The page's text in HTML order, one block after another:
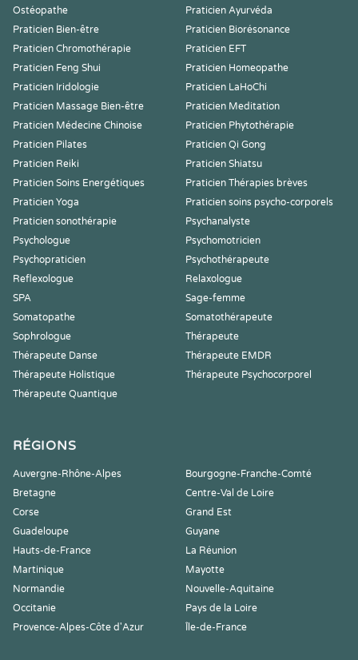
Ostéopathe
Praticien Ayurvéda
Praticien Bien-être
Praticien Biorésonance
Praticien Chromothérapie
Praticien EFT
Praticien Feng Shui
Praticien Homeopathe
Praticien Iridologie
Praticien LaHoChi
Praticien Massage Bien-être
Praticien Meditation
Praticien Médecine Chinoise
Praticien Phytothérapie
Praticien Pilates
Praticien Qi Gong
Praticien Reiki
Praticien Shiatsu
Praticien Soins Energétiques
Praticien Thérapies brèves
Praticien Yoga
Praticien soins psycho-corporels
Praticien sonothérapie
Psychanalyste
Psychologue
Psychomotricien
Psychopraticien
Psychothérapeute
Reflexologue
Relaxologue
SPA
Sage-femme
Somatopathe
Somatothérapeute
Sophrologue
Thérapeute
Thérapeute Danse
Thérapeute EMDR
Thérapeute Holistique
Thérapeute Psychocorporel
Thérapeute Quantique
RÉGIONS
Auvergne-Rhône-Alpes
Bourgogne-Franche-Comté
Bretagne
Centre-Val de Loire
Corse
Grand Est
Guadeloupe
Guyane
Hauts-de-France
La Réunion
Martinique
Mayotte
Normandie
Nouvelle-Aquitaine
Occitanie
Pays de la Loire
Provence-Alpes-Côte d'Azur
Île-de-France